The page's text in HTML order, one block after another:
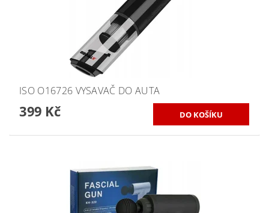
ISO O16726 VYSAVAČ DO AUTA
399 Kč